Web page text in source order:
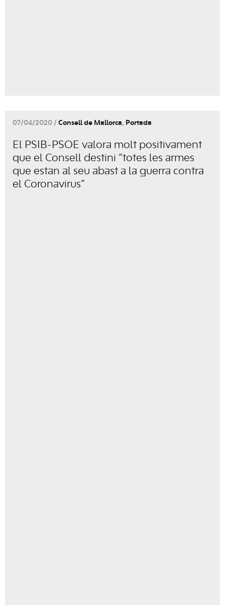
07/04/2020 / Consell de Mallorca, Portada
El PSIB-PSOE valora molt positivament
que el Consell destini “totes les armes
que estan al seu abast a la guerra contra
el Coronavirus”